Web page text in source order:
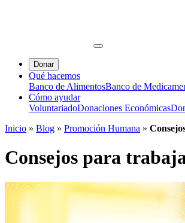
Donar
Qué hacemos
Banco de AlimentosBanco de
Cómo ayudar
VoluntariadoDonaciones Económicas
Inicio » Blog » Promoción Humana »
Consejos para